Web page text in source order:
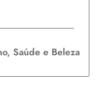
, Saúde e Beleza